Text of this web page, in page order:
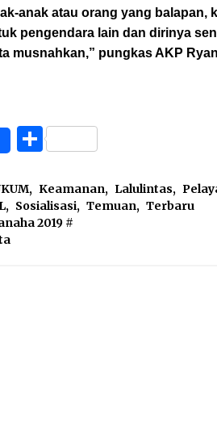
anak atau orang yang balapan,
pengendara lain dan dirinya
musnahkan,” pungkas AKP
Share
, Keamanan, Lalulintas,
, Sosialisasi, Temuan, Terbaru
2019 #